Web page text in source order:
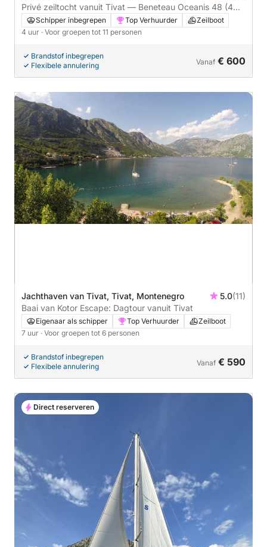
Privé zeiltocht vanuit Tivat — Beneteau Oceanis 48 (4
uur)Schipper inbegrepen Top Verhuurder
Zeilboot
4 uur · Voor groepen tot 11 personen
Brandstof inbegrepen
Flexibele annulering
Vanaf € 600
Jachthaven van Tivat, Tivat, Montenegro 5.0(11)
Baai van Kotor Escape: Dagtour vanuit Tivat
Eigenaar als schipper Top Verhuurder
Zeilboot
7 uur · Voor groepen tot 6 personen
Brandstof inbegrepen
Flexibele annulering
Vanaf € 590
Direct reserveren